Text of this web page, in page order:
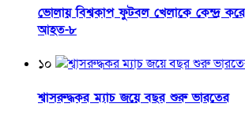
ভোলায় বিশ্বকাপ ফুটবল খেলাকে কেন্দ্র
আহত-৮
১০
শ্বাসরুদ্ধকর ম্যাচ জয়ে বছর শুরু ভারতের